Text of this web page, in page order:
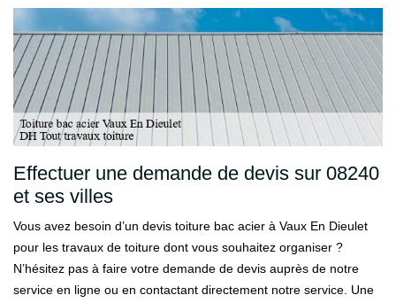
Effectuer une demande de devis sur 08240
et ses villes
Vous avez besoin d’un devis toiture bac acier à Vaux En Dieulet
pour les travaux de toiture dont vous souhaitez organiser ?
N’hésitez pas à faire votre demande de devis auprès de notre
service en ligne ou en contactant directement notre service. Une